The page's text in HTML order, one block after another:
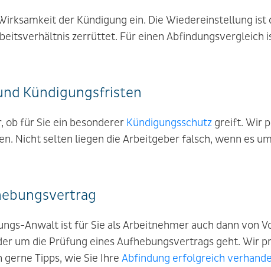
der Kündigung ein. Die Wiedereinstellung ist
zerrüttet. Für einen Abfindungsvergleich
Kündigungsfristen
ob für Sie ein besonderer Kündigungsschutz greift. Wir
Nicht selten liegen die Arbeitgeber falsch, wenn es
Anwalt ist für Sie als Arbeitnehmer auch dann von
um die Prüfung eines Aufhebungsvertrags geht. Wir
Tipps, wie Sie Ihre Abfindung erfolgreich